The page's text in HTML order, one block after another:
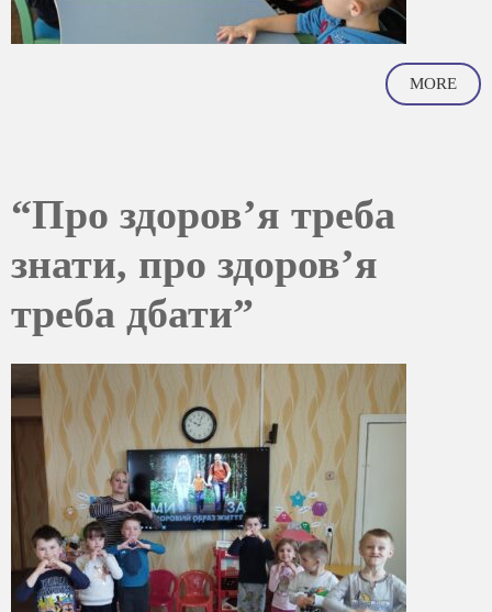
MORE
“Про здоров’я треба
знати, про здоров’я
треба дбати”